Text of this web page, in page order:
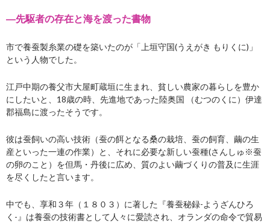
―先駆者の存在と海を渡った書物
市で養蚕製糸業の礎を築いたのが「上垣守国(うえがき もりくに)」
という人物でした。
江戸中期の養父市大屋町蔵垣に生まれ、貧しい農家の暮らしを豊か
にしたいと、18歳の時、先進地であった陸奥国 （むつのくに）伊達
郡福島に渡ったそうです。
彼は蚕飼いの高い技術（蚕の餌となる桑の栽培、蚕の飼育、繭の生
産といった一連の作業）と、それに必要な新しい蚕種(さんしゅ※蚕
の卵のこと）を但馬・丹後に広め、質のよい繭づくりの普及に生涯
を尽くしたと言います。
中でも、享和３年（１８０３）に著した『養蚕秘録-ようざんひろ
く-』は養蚕の技術書として人々に愛読され、オランダの命令で貿易